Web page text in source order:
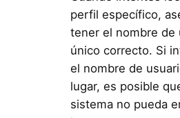
perfil específico,
tener el nombre de
único correcto. Si
el nombre de
lugar, es posible
sistema no pueda